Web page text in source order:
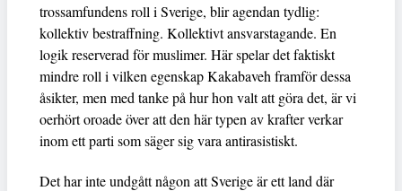
trossamfundens roll i Sverige, blir agendan tydlig:
kollektiv bestraffning. Kollektivt ansvarstagande. En
logik reserverad för muslimer. Här spelar det faktiskt
mindre roll i vilken egenskap Kakabaveh framför dessa
åsikter, men med tanke på hur hon valt att göra det, är vi
oerhört oroade över att den här typen av krafter verkar
inom ett parti som säger sig vara antirasistiskt.
Det har inte undgått någon att Sverige är ett land där